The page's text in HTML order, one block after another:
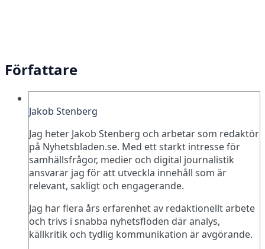
Författare
Jakob Stenberg
Jag heter Jakob Stenberg och arbetar som redaktör
på Nyhetsbladen.se. Med ett starkt intresse för
samhällsfrågor, medier och digital journalistik
ansvarar jag för att utveckla innehåll som är
relevant, sakligt och engagerande.
Jag har flera års erfarenhet av redaktionellt arbete
och trivs i snabba nyhetsflöden där analys,
källkritik och tydlig kommunikation är avgörande.